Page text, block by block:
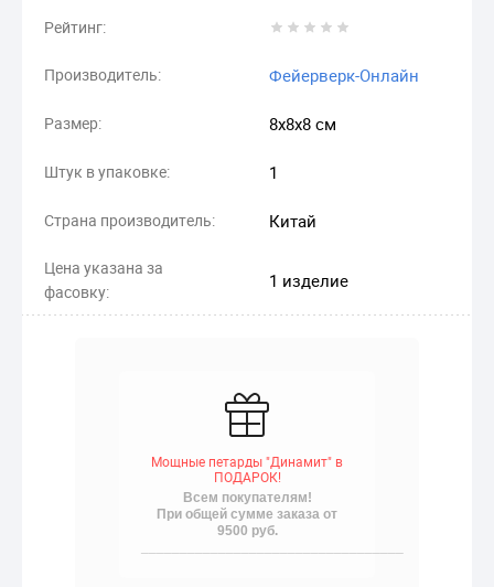
Рейтинг:
Производитель: Фейерверк-Онлайн
Размер: 8х8х8 см
Штук в упаковке: 1
Страна производитель: Китай
Цена указана за
фасовку:
1 изделие
Мощные петарды "Динамит" в
ПОДАРОК!
Всем покупателям!
При общей сумме заказа от
9500 руб.